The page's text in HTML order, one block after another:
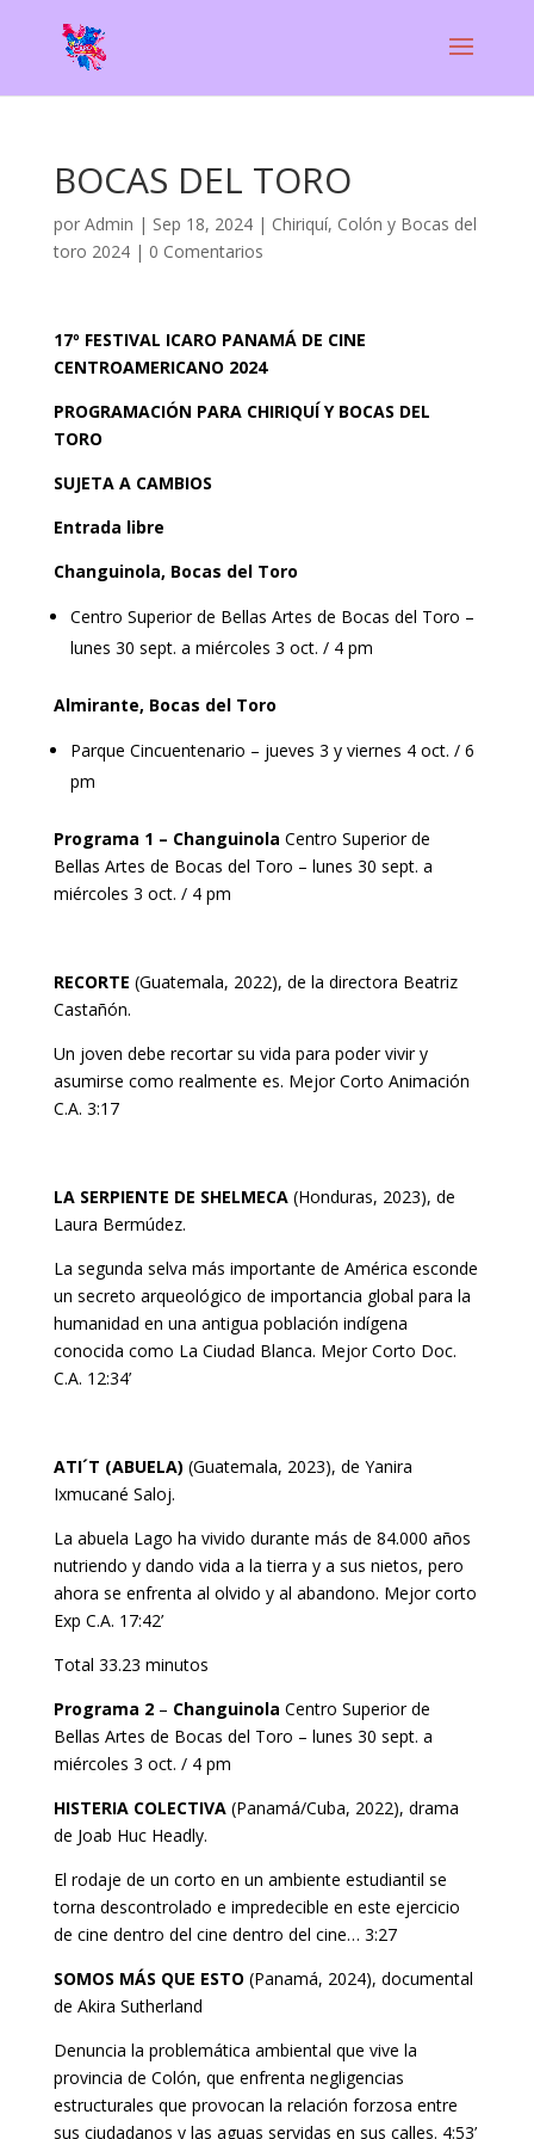
BOCAS DEL TORO
por Admin | Sep 18, 2024| Chiriquí, Colón y Bocas del
toro 2024| 0 Comentarios
17º FESTIVAL ICARO PANAMÁ DE CINE
CENTROAMERICANO 2024
PROGRAMACIÓN PARA CHIRIQUÍ Y BOCAS DEL
TORO
SUJETA A CAMBIOS
Entrada libre
Changuinola, Bocas del Toro
Centro Superior de Bellas Artes de Bocas del Toro –
lunes 30 sept. a miércoles 3 oct. / 4 pm
Almirante, Bocas del Toro
Parque Cincuentenario – jueves 3 y viernes 4 oct. / 6
pm
Programa 1 – Changuinola Centro Superior de
Bellas Artes de Bocas del Toro – lunes 30 sept. a
miércoles 3 oct. / 4 pm
RECORTE (Guatemala, 2022), de la directora Beatriz
Castañón.
Un joven debe recortar su vida para poder vivir y
asumirse como realmente es. Mejor Corto Animación
C.A. 3:17
LA SERPIENTE DE SHELMECA (Honduras, 2023), de
Laura Bermúdez.
La segunda selva más importante de América esconde
un secreto arqueológico de importancia global para la
humanidad en una antigua población indígena
conocida como La Ciudad Blanca. Mejor Corto Doc.
C.A. 12:34’
ATI´T (ABUELA) (Guatemala, 2023), de Yanira
Ixmucané Saloj.
La abuela Lago ha vivido durante más de 84.000 años
nutriendo y dando vida a la tierra y a sus nietos, pero
ahora se enfrenta al olvido y al abandono. Mejor corto
Exp C.A. 17:42’
Total 33.23 minutos
Programa 2– Changuinola Centro Superior de
Bellas Artes de Bocas del Toro – lunes 30 sept. a
miércoles 3 oct. / 4 pm
HISTERIA COLECTIVA(Panamá/Cuba, 2022), drama
de Joab Huc Headly.
El rodaje de un corto en un ambiente estudiantil se
torna descontrolado e impredecible en este ejercicio
de cine dentro del cine dentro del cine… 3:27
SOMOS MÁS QUE ESTO (Panamá, 2024), documental
de Akira Sutherland
Denuncia la problemática ambiental que vive la
provincia de Colón, que enfrenta negligencias
estructurales que provocan la relación forzosa entre
sus ciudadanos y las aguas servidas en sus calles. 4:53’